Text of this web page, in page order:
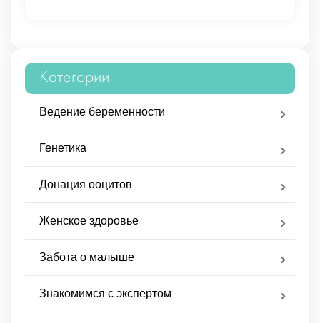
Категории
Ведение беременности
Генетика
Донация ооцитов
Женское здоровье
Забота о малыше
Знакомимся с экспертом